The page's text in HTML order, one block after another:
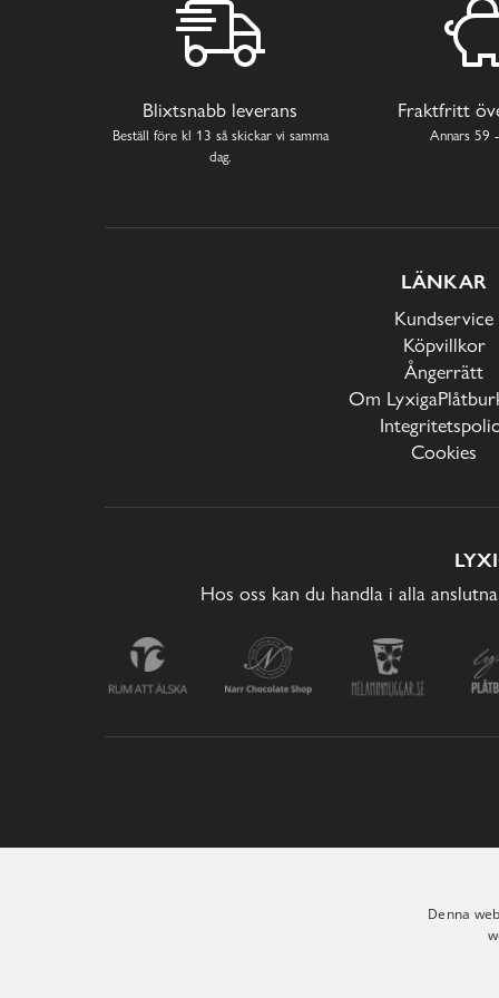
Blixtsnabb leverans
Beställ före kl 13 så skickar vi samma
dag.
Fraktfritt
Annars 59
LÄNKAR
Kundservice
Köpvillkor
Ångerrätt
Om
Cookies
Hos oss kan du handla i alla
Denna